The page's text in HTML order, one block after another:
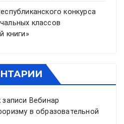
конкурса
классов
книги»
Вебинар
в образовательной